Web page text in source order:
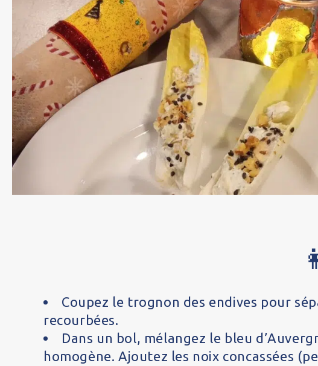
Coupez le trognon des endives pour
recourbées.
Dans un bol, mélangez le bleu
homogène. Ajoutez les noix concassées